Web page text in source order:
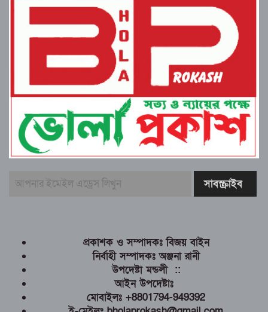
প্রকাশক ও সম্পাদকঃ বিজয় বাইন
নির্বাহী সম্পাদকঃ অঞ্জনা রানী
উপদেষ্টা মন্ডলী ::
আইন উপদেষ্টাঃ
মোবাইলঃ +8801794-949392